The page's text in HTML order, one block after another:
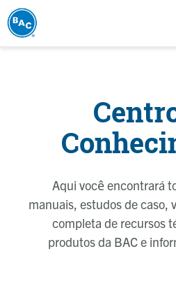
Pular
para
Aqui você encontrará
manuais, estudos de caso,
completa de recursos
produtos da BAC e